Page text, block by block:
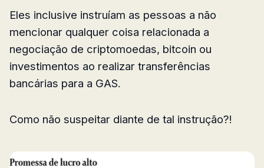
Eles inclusive instruíam as pessoas a não
mencionar qualquer coisa relacionada a
negociação de criptomoedas, bitcoin ou
investimentos ao realizar transferências
bancárias para a GAS.
Como não suspeitar diante de tal instrução?!